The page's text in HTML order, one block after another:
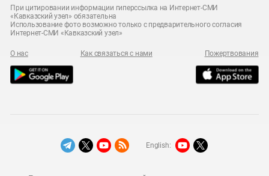
При цитировании информации гиперссылка на Интернет-СМИ
«Кавказский узел» обязательна
Использование фото возможно только с предварительного согласия
Интернет-СМИ «Кавказский узел»
О нас Как связаться с нами Пожертвования
English: